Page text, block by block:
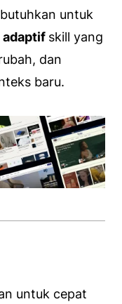
untuk
adaptif skill yang
dan
baru.
untuk cepat